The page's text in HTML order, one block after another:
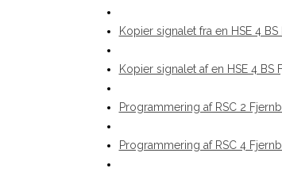
Kopier signalet fra en HSE 4
Kopier signalet af en HSE 4
Programmering af RSC 2
Programmering af RSC 4